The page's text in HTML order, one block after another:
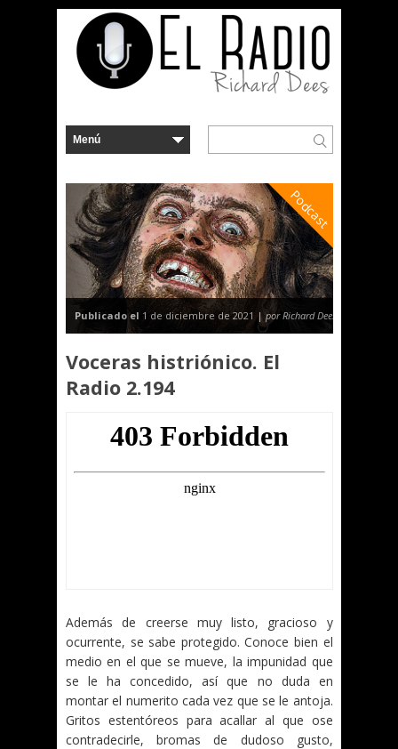
Podcast
Publicado el 1 de diciembre de 2021 | por Richard Dees
Voceras histriónico. El
Radio 2.194
Además de creerse muy listo, gracioso y
ocurrente, se sabe protegido. Conoce bien el
medio en el que se mueve, la impunidad que
se le ha concedido, así que no duda en
montar el numerito cada vez que se le antoja.
Gritos estentóreos para acallar al que ose
contradecirle, bromas de dudoso gusto,